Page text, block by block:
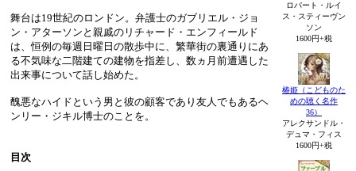
舞台は19世紀のロンドン。弁護士のガブリエル・ジョ
ン・アターソンと親戚のリチャード・エンフィールド
は、恒例の毎週日曜日の散歩中に、繁華街の裏通りにあ
る不気味な二階建ての建物を指差し、数ヵ月前遭遇した
出来事について話し始めた。
醜悪なハイドという男と彼の顧客であり友人でもあるヘ
ンリー・ジキル博士のことを。
目次
ロバート・ルイ
ス・スティーヴン
ソン
1600円+税
椿姫（こどものた
めの聴く名作
36）
アレクサンドル・
デュマ・フィス
1600円+税